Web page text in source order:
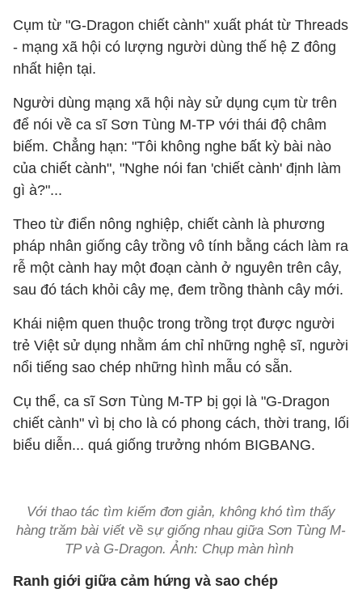
Cụm từ "G-Dragon chiết cành" xuất phát từ Threads
- mạng xã hội có lượng người dùng thế hệ Z đông
nhất hiện tại.
Người dùng mạng xã hội này sử dụng cụm từ trên
để nói về ca sĩ Sơn Tùng M-TP với thái độ châm
biếm. Chẳng hạn: "Tôi không nghe bất kỳ bài nào
của chiết cành", "Nghe nói fan 'chiết cành' định làm
gì à?"...
Theo từ điển nông nghiệp, chiết cành là phương
pháp nhân giống cây trồng vô tính bằng cách làm ra
rễ một cành hay một đoạn cành ở nguyên trên cây,
sau đó tách khỏi cây mẹ, đem trồng thành cây mới.
Khái niệm quen thuộc trong trồng trọt được người
trẻ Việt sử dụng nhằm ám chỉ những nghệ sĩ, người
nổi tiếng sao chép những hình mẫu có sẵn.
Cụ thể, ca sĩ Sơn Tùng M-TP bị gọi là "G-Dragon
chiết cành" vì bị cho là có phong cách, thời trang, lối
biểu diễn... quá giống trưởng nhóm BIGBANG.
Với thao tác tìm kiếm đơn giản, không khó tìm thấy
hàng trăm bài viết về sự giống nhau giữa Sơn Tùng M-
TP và G-Dragon. Ảnh: Chụp màn hình
Ranh giới giữa cảm hứng và sao chép